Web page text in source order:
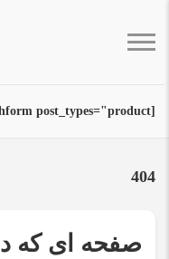
[searchform post_types="product"]
404
صفحه ای که